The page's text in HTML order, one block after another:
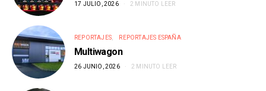
17 JULIO, 2026 2 MINUTO LEER
REPORTAJES REPORTAJES ESPAÑA
Multiwagon
26 JUNIO, 2026 2 MINUTO LEER